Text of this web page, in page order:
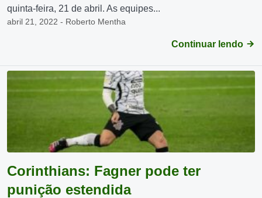
quinta-feira, 21 de abril. As equipes...
abril 21, 2022 - Roberto Mentha
Continuar lendo
Corinthians: Fagner pode ter
punição estendida